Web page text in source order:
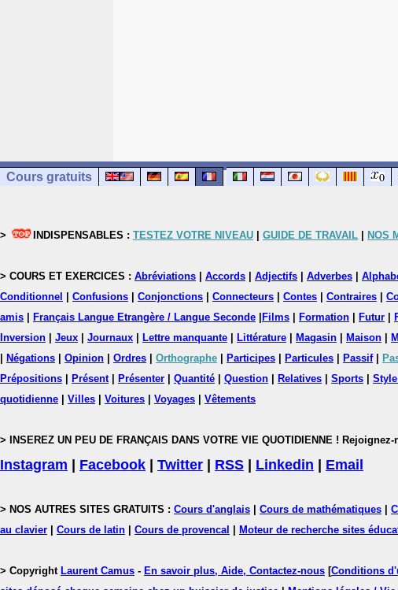
Cours gratuits
> INDISPENSABLES : TESTEZ VOTRE NIVEAU GUIDE DE TRAVAIL NOS
> COURS ET EXERCICES : Abréviations Accords Adjectifs Adverbes
Conditionnel
Confusions Conjonctions Connecteurs Contes Contraires
amis
Français Langue Etrangère / Langue Seconde Films Formation Futur
Inversion
Jeux Journaux Lettre manquante Littérature Magasin Maison
Négations Opinion Ordres Orthographe Participes Particules Passif|
Prépositions
Présent| Présenter Quantité Question Relatives Sports
quotidienne
Villes Voitures Voyages Vêtements
> INSEREZ UN PEU DE FRANÇAIS DANS VOTRE VIE QUOTIDIENNE !
Instagram Facebook Twitter RSS Linkedin Email
> NOS AUTRES SITES GRATUITS : Cours d'anglais Cours de mathématiques
au clavier
Cours de latin Cours de provencal Moteur de recherche sites
> Copyright Laurent Camus - En savoir plus, Aide, Contactez-nous [Conditions